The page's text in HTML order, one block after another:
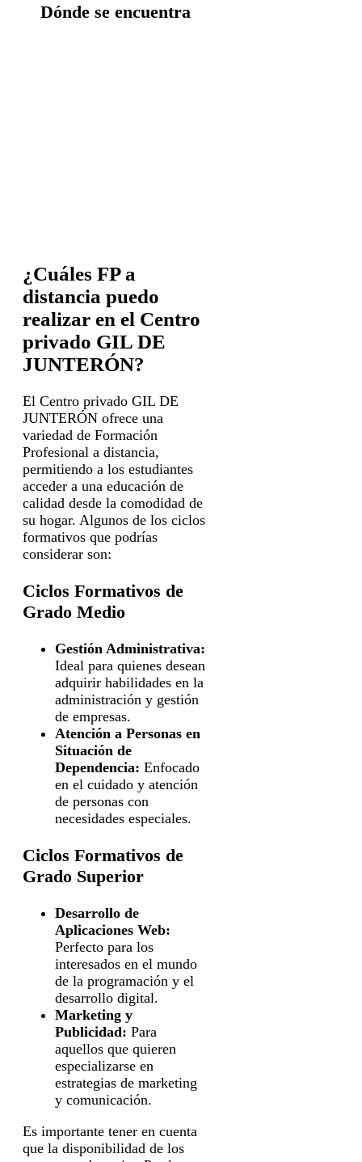
Dónde se encuentra
¿Cuáles FP a
distancia puedo
realizar en el Centro
privado GIL DE
JUNTERÓN?
El Centro privado GIL DE
JUNTERÓN ofrece una
variedad de Formación
Profesional a distancia,
permitiendo a los estudiantes
acceder a una educación de
calidad desde la comodidad de
su hogar. Algunos de los ciclos
formativos que podrías
considerar son:
Ciclos Formativos de
Grado Medio
Gestión Administrativa:
Ideal para quienes desean
adquirir habilidades en la
administración y gestión
de empresas.
Atención a Personas en
Situación de
Dependencia: Enfocado
en el cuidado y atención
de personas con
necesidades especiales.
Ciclos Formativos de
Grado Superior
Desarrollo de
Aplicaciones Web:
Perfecto para los
interesados en el mundo
de la programación y el
desarrollo digital.
Marketing y
Publicidad: Para
aquellos que quieren
especializarse en
estrategias de marketing
y comunicación.
Es importante tener en cuenta
que la disponibilidad de los